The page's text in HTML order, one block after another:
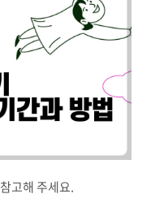
고해 주세요.